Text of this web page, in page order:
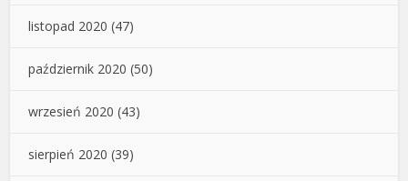
listopad 2020 (47)
październik 2020 (50)
wrzesień 2020 (43)
sierpień 2020 (39)